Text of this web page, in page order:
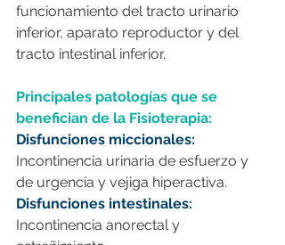
funcionamiento del tracto urinario
inferior, aparato reproductor y del
tracto intestinal inferior.
Principales patologías que se
benefician de la Fisioterapia:
Disfunciones miccionales:
Incontinencia urinaria de esfuerzo y
de urgencia y vejiga hiperactiva.
Disfunciones intestinales:
Incontinencia anorectal y